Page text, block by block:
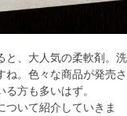
と、大人気の柔軟剤。洗
ね。色々な商品が発売さ
方も多いはず。
ついて紹介していきま